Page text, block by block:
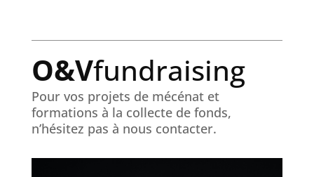
O&Vfundraising
Pour vos projets de mécénat et
formations à la collecte de fonds,
n’hésitez pas à nous contacter.